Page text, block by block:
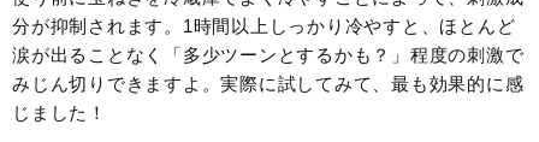
分が抑制されます。1時間以上しっかり冷やすと、ほとんど
涙が出ることなく「多少ツーンとするかも？」程度の刺激で
みじん切りできますよ。実際に試してみて、最も効果的に感
じました！